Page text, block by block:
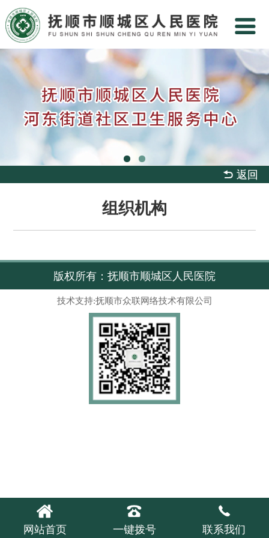
 返回
组织机构
版权所有：抚顺市顺城区人民医院
技术支持:抚顺市众联网络技术有限公司

网站首页

一键拨号

联系我们